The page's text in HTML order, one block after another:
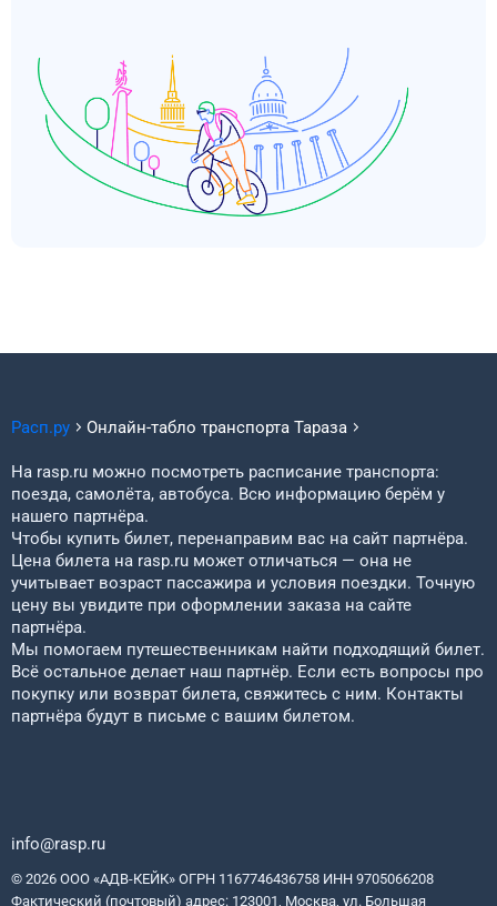
Расп.ру Онлайн-табло транспорта Тараза
На rasp.ru можно посмотреть расписание транспорта:
поезда, самолёта, автобуса. Всю информацию берём у
нашего партнёра.
Чтобы купить билет, перенаправим вас на сайт партнёра.
Цена билета на rasp.ru может отличаться — она не
учитывает возраст пассажира и условия поездки. Точную
цену вы увидите при оформлении заказа на сайте
партнёра.
Мы помогаем путешественникам найти подходящий билет.
Всё остальное делает наш партнёр. Если есть вопросы про
покупку или возврат билета, свяжитесь с ним. Контакты
партнёра будут в письме с вашим билетом.
info@rasp.ru
© 2026 ООО «АДВ-КЕЙК» ОГРН 1167746436758 ИНН 9705066208
Фактический (почтовый) адрес: 123001, Москва, ул. Большая